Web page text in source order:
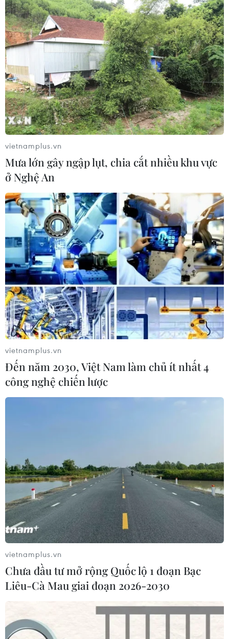
vietnamplus.vn
Mưa lớn gây ngập lụt, chia cắt nhiều khu vực
ở Nghệ An
vietnamplus.vn
Đến năm 2030, Việt Nam làm chủ ít nhất 4
công nghệ chiến lược
vietnamplus.vn
Chưa đầu tư mở rộng Quốc lộ 1 đoạn Bạc
Liêu-Cà Mau giai đoạn 2026-2030